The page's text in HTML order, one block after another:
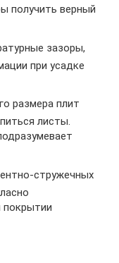
получить верный
зазоры,
при усадке
размера плит
листы.
стружечных
покрытии